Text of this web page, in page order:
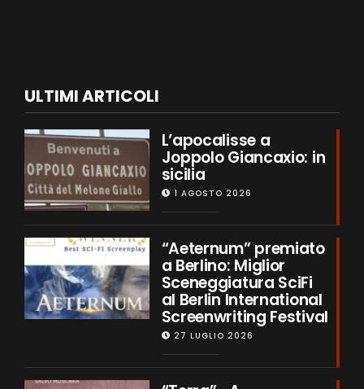
ULTIMI ARTICOLI
L’apocalisse a
Joppolo Giancaxio: in
sicilia
1 AGOSTO 2026
“Aeternum” premiato
a Berlino: Miglior
Sceneggiatura SciFi
al Berlin International
Screenwriting Festival
27 LUGLIO 2026